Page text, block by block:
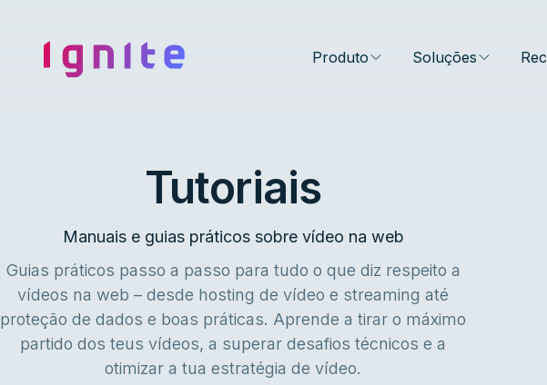
Ignite • Video Experience Cloud Produto Soluções
Tutoriais
Manuais e guias práticos sobre vídeo na web
Guias práticos passo a passo para tudo o que diz respeito a
vídeos na web – desde hosting de vídeo e streaming até
proteção de dados e boas práticas. Aprende a tirar o máximo
partido dos teus vídeos, a superar desafios técnicos e a
otimizar a tua estratégia de vídeo.